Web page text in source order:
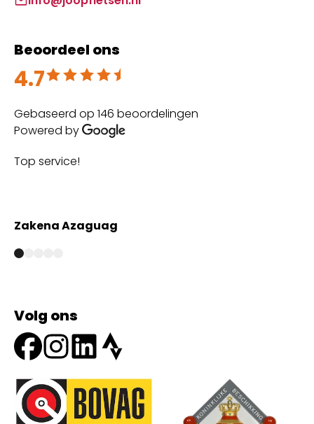
Beoordeel ons
4.7
Beoordeeld met 4.7 uit 5
Gebaseerd op 146 beoordelingen
Powered by
Top service!
Zakena Azaguag
Volg ons
Onze partners